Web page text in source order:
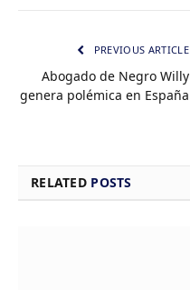
PREVIOUS ARTICLE
Abogado de Negro Willy
genera polémica en España
RELATED POSTS